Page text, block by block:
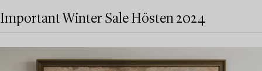
Important Winter Sale Hösten 2024